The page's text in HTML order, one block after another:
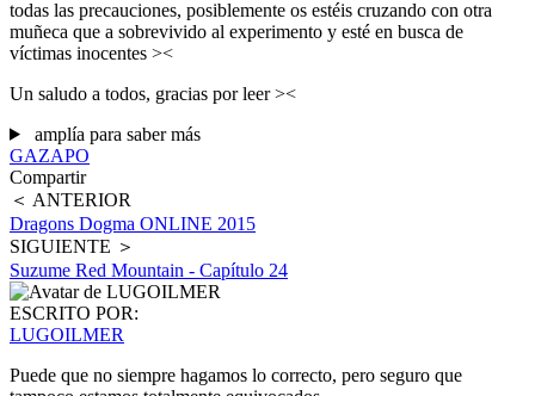
todas las precauciones, posiblemente os estéis cruzando con otra
muñeca que a sobrevivido al experimento y esté en busca de
víctimas inocentes ><
Un saludo a todos, gracias por leer ><
amplía para saber más
GAZAPO
Compartir
＜ ANTERIOR
Dragons Dogma ONLINE 2015
SIGUIENTE ＞
Suzume Red Mountain - Capítulo 24
ESCRITO POR:
LUGOILMER
Puede que no siempre hagamos lo correcto, pero seguro que